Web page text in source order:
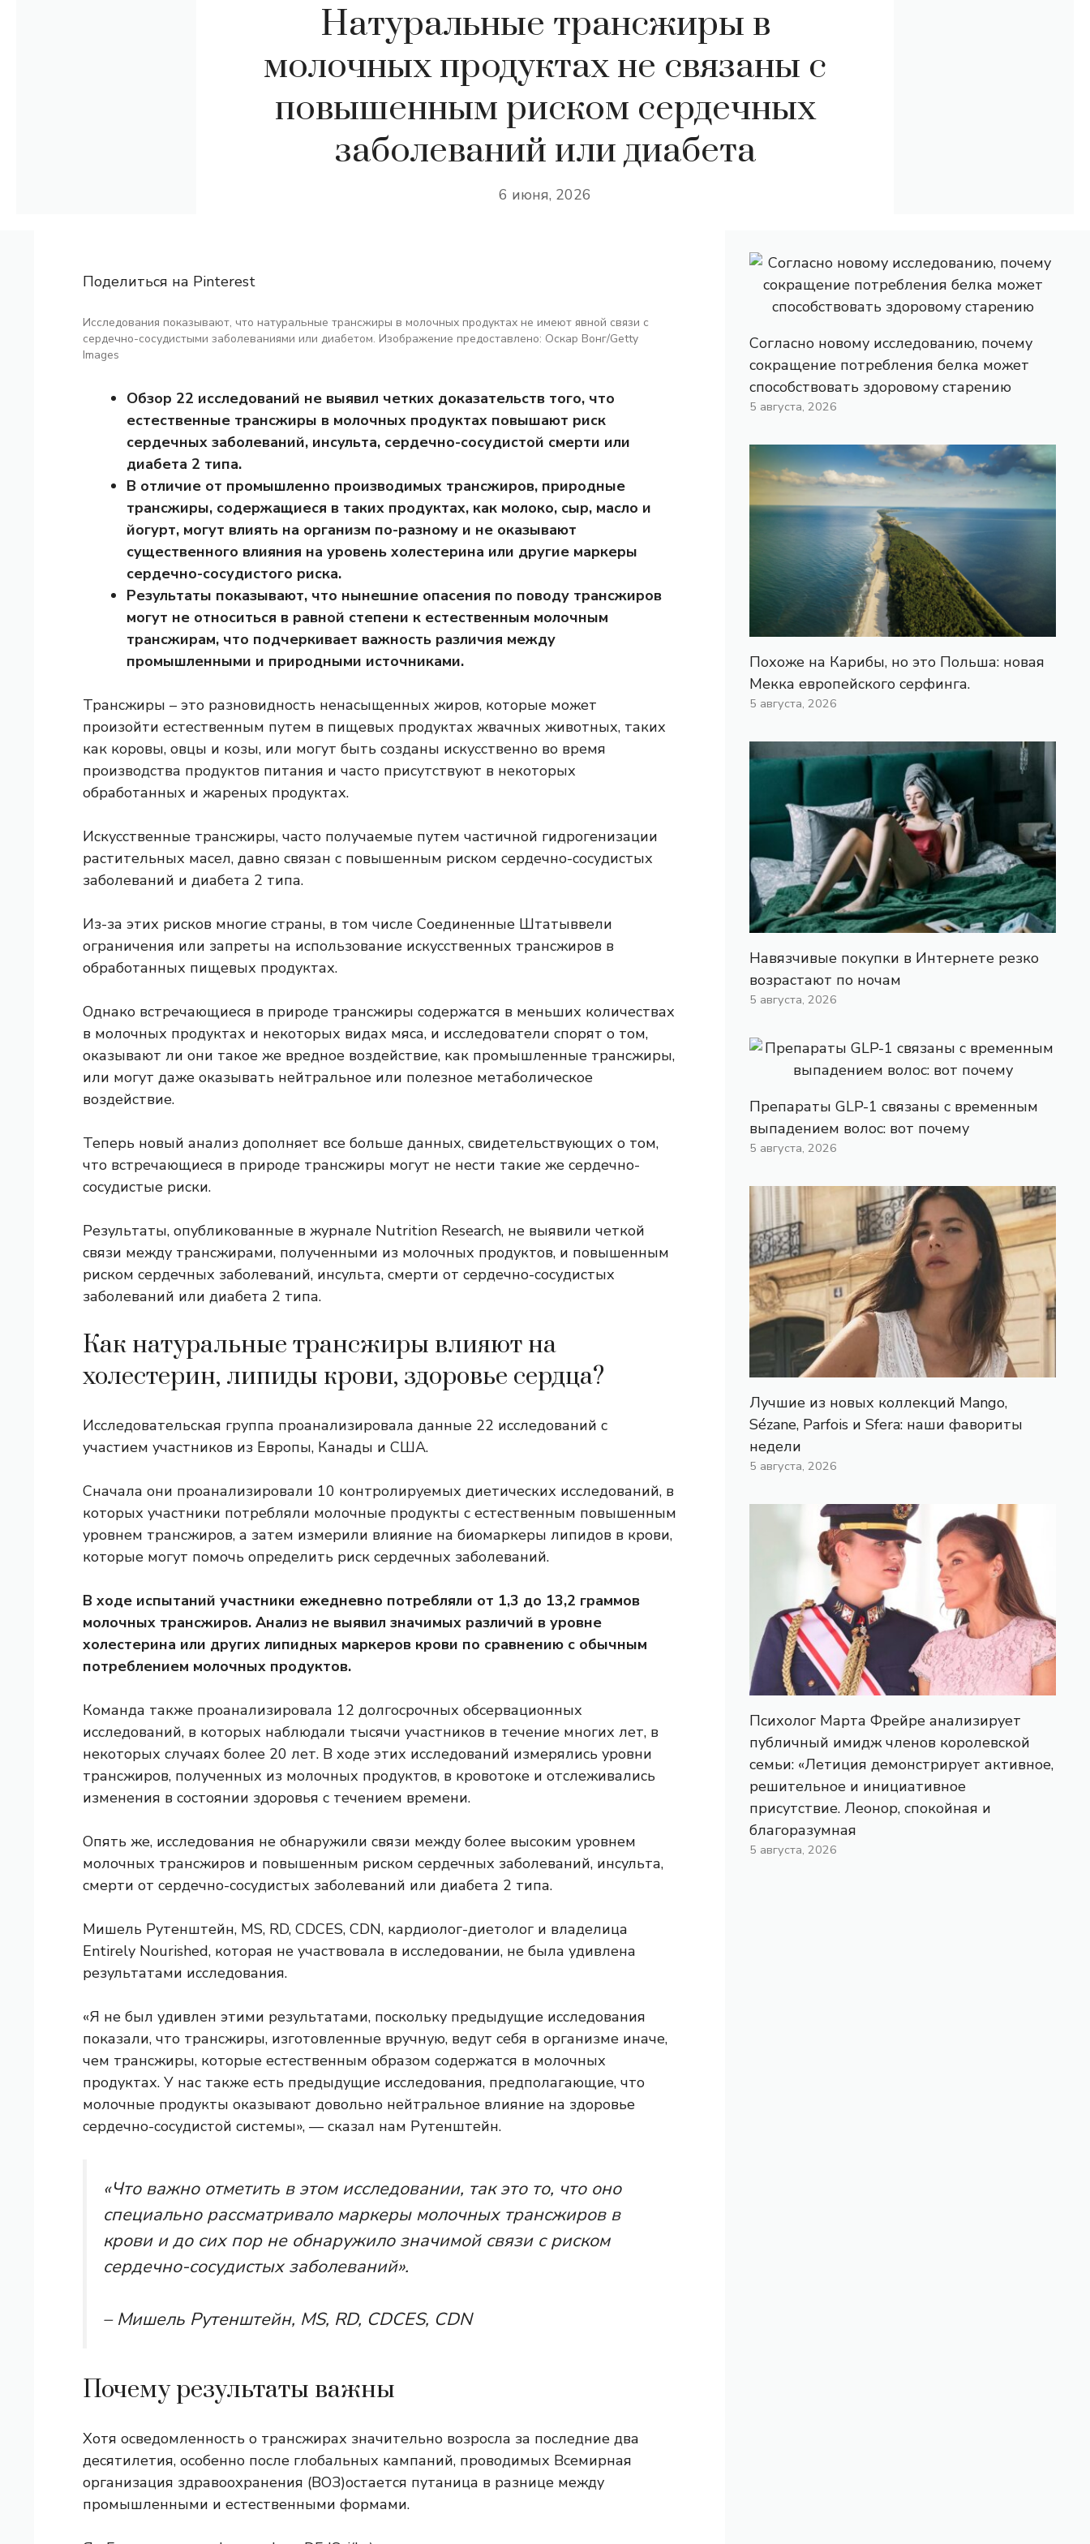
Натуральные трансжиры в
молочных продуктах не связаны с
повышенным риском сердечных
заболеваний или диабета
6 июня, 2026
Поделиться на Pinterest
Исследования показывают, что натуральные трансжиры в молочных продуктах не имеют явной связи с
сердечно-сосудистыми заболеваниями или диабетом. Изображение предоставлено: Оскар Вонг/Getty
Images
Обзор 22 исследований не выявил четких доказательств того, что
естественные трансжиры в молочных продуктах повышают риск
сердечных заболеваний, инсульта, сердечно-сосудистой смерти или
диабета 2 типа.
В отличие от промышленно производимых трансжиров, природные
трансжиры, содержащиеся в таких продуктах, как молоко, сыр, масло и
йогурт, могут влиять на организм по-разному и не оказывают
существенного влияния на уровень холестерина или другие маркеры
сердечно-сосудистого риска.
Результаты показывают, что нынешние опасения по поводу трансжиров
могут не относиться в равной степени к естественным молочным
трансжирам, что подчеркивает важность различия между
промышленными и природными источниками.
Трансжиры – это разновидность ненасыщенных жиров, которые может
произойти естественным путем в пищевых продуктах жвачных животных, таких
как коровы, овцы и козы, или могут быть созданы искусственно во время
производства продуктов питания и часто присутствуют в некоторых
обработанных и жареных продуктах.
Искусственные трансжиры, часто получаемые путем частичной гидрогенизации
растительных масел, давно связан с повышенным риском сердечно-сосудистых
заболеваний и диабета 2 типа.
Из-за этих рисков многие страны, в том числе Соединенные Штатыввели
ограничения или запреты на использование искусственных трансжиров в
обработанных пищевых продуктах.
Однако встречающиеся в природе трансжиры содержатся в меньших количествах
в молочных продуктах и ​​некоторых видах мяса, и исследователи спорят о том,
оказывают ли они такое же вредное воздействие, как промышленные трансжиры,
или могут даже оказывать нейтральное или полезное метаболическое
воздействие.
Теперь новый анализ дополняет все больше данных, свидетельствующих о том,
что встречающиеся в природе трансжиры могут не нести такие же сердечно-
сосудистые риски.
Результаты, опубликованные в журнале Nutrition Research, не выявили четкой
связи между трансжирами, полученными из молочных продуктов, и повышенным
риском сердечных заболеваний, инсульта, смерти от сердечно-сосудистых
заболеваний или диабета 2 типа.
Как натуральные трансжиры влияют на
холестерин, липиды крови, здоровье сердца?
Исследовательская группа проанализировала данные 22 исследований с
участием участников из Европы, Канады и США.
Сначала они проанализировали 10 контролируемых диетических исследований, в
которых участники потребляли молочные продукты с естественным повышенным
уровнем трансжиров, а затем измерили влияние на биомаркеры липидов в крови,
которые могут помочь определить риск сердечных заболеваний.
В ходе испытаний участники ежедневно потребляли от 1,3 до 13,2 граммов
молочных трансжиров. Анализ не выявил значимых различий в уровне
холестерина или других липидных маркеров крови по сравнению с обычным
потреблением молочных продуктов.
Команда также проанализировала 12 долгосрочных обсервационных
исследований, в которых наблюдали тысячи участников в течение многих лет, в
некоторых случаях более 20 лет. В ходе этих исследований измерялись уровни
трансжиров, полученных из молочных продуктов, в кровотоке и отслеживались
изменения в состоянии здоровья с течением времени.
Опять же, исследования не обнаружили связи между более высоким уровнем
молочных трансжиров и повышенным риском сердечных заболеваний, инсульта,
смерти от сердечно-сосудистых заболеваний или диабета 2 типа.
Мишель Рутенштейн, MS, RD, CDCES, CDN, кардиолог-диетолог и владелица
Entirely Nourished, которая не участвовала в исследовании, не была удивлена ​​
результатами исследования.
«Я не был удивлен этими результатами, поскольку предыдущие исследования
показали, что трансжиры, изготовленные вручную, ведут себя в организме иначе,
чем трансжиры, которые естественным образом содержатся в молочных
продуктах. У нас также есть предыдущие исследования, предполагающие, что
молочные продукты оказывают довольно нейтральное влияние на здоровье
сердечно-сосудистой системы», — сказал нам Рутенштейн.
«Что важно отметить в этом исследовании, так это то, что оно
специально рассматривало маркеры молочных трансжиров в
крови и до сих пор не обнаружило значимой связи с риском
сердечно-сосудистых заболеваний».
– Мишель Рутенштейн, MS, RD, CDCES, CDN
Почему результаты важны
Хотя осведомленность о трансжирах значительно возросла за последние два
десятилетия, особенно после глобальных кампаний, проводимых Всемирная
организация здравоохранения (ВОЗ)остается путаница в разнице между
промышленными и естественными формами.
Согласно новому исследованию, почему
сокращение потребления белка может
способствовать здоровому старению
5 августа, 2026
Похоже на Карибы, но это Польша: новая
Мекка европейского серфинга.
5 августа, 2026
Навязчивые покупки в Интернете резко
возрастают по ночам
5 августа, 2026
Препараты GLP-1 связаны с временным
выпадением волос: вот почему
5 августа, 2026
Лучшие из новых коллекций Mango,
Sézane, Parfois и Sfera: наши фавориты
недели
5 августа, 2026
Психолог Марта Фрейре анализирует
публичный имидж членов королевской
семьи: «Летиция демонстрирует активное,
решительное и инициативное
присутствие. Леонор, спокойная и
благоразумная
5 августа, 2026